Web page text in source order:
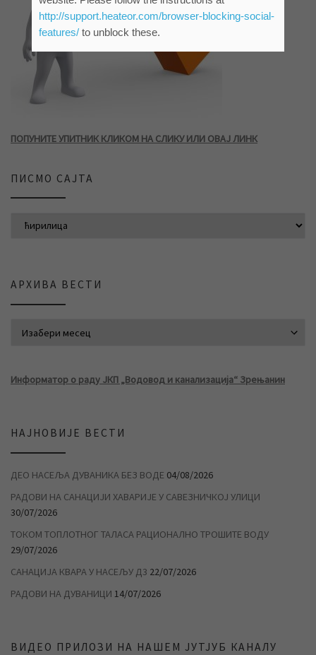
ПОПУНИТЕ УПИТНИК КЛИКОМ НА СЛИКУ ИЛИ ОВАЈ ЛИНК
ПИСМО САЈТА
АРХИВА ВЕСТИ
Информатор о раду ЈКП „Водовод и канализација“ Зрењанин
НАЈНОВИЈЕ ВЕСТИ
ДЕО НАСЕЉА ДУВАНИКА БЕЗ ВОДЕ 04/08/2026
РАДОВИ НА САНАЦИЈИ ХАВАРИЈЕ У САВЕЗНИЧКОЈ УЛИЦИ
30/07/2026
ТОКОМ ТОПЛОТНОГ ТАЛАСА РАЦИОНАЛНО ТРОШИТЕ ВОДУ
29/07/2026
САНАЦИЈА КВАРА У НАСЕЉУ Д3 22/07/2026
РАДОВИ НА ДУВАНИЦИ 14/07/2026
ВИДЕО ПРИЛОЗИ НА НАШЕМ ЈУТЈУБ КАНАЛУ
http://support.heateor.com/browser-blocking-social-
features/to unblock these.